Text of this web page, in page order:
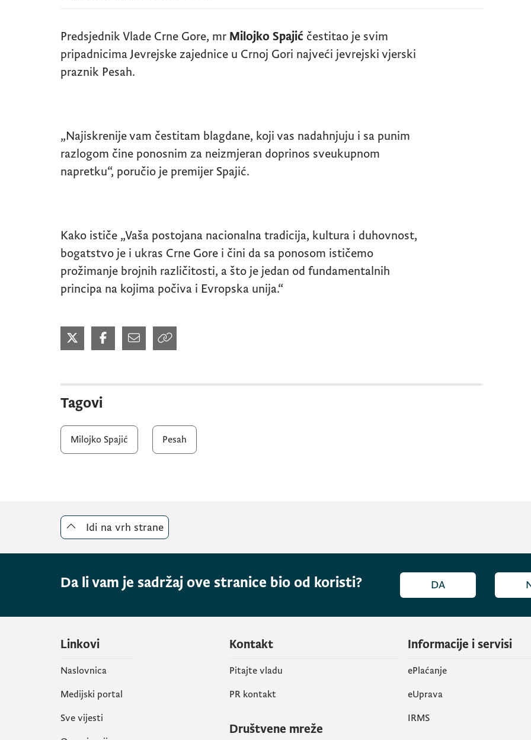
Predsjednik Vlade Crne Gore, mr Milojko Spajić čestitao je svim
pripadnicima Jevrejske zajednice u Crnoj Gori najveći jevrejski vjerski
praznik Pesah.
„Najiskrenije vam čestitam blagdane, koji vas nadahnjuju i sa punim
razlogom čine ponosnim za neizmjeran doprinos sveukupnom
napretku“, poručio je premijer Spajić.
Kako ističe „Vaša postojana nacionalna tradicija, kultura i duhovnost,
bogatstvo je i ukras Crne Gore i čini da sa ponosom ističemo
prožimanje brojnih različitosti, a što je jedan od fundamentalnih
principa na kojima počiva i Evropska unija.“
Tagovi
Milojko Spajić Pesah
Idi na vrh strane
Da li vam je sadržaj ove stranice bio od koristi? DA
Linkovi
Naslovnica
Medijski portal
Sve vijesti
Kontakt
Pitajte vladu
PR kontakt
Društvene mreže
Informacije i servisi
ePlaćanje
eUprava
IRMS